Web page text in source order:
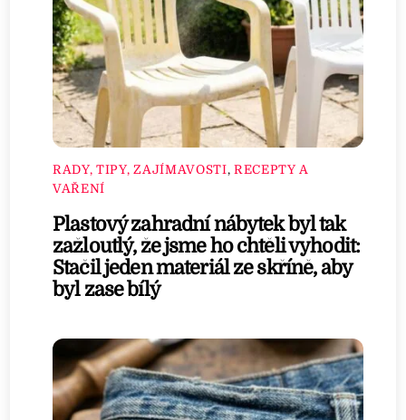
RADY, TIPY, ZAJÍMAVOSTI, RECEPTY A
VAŘENÍ
Plastový zahradní nábytek byl tak
zažloutlý, že jsme ho chtěli vyhodit:
Stačil jeden materiál ze skříně, aby
byl zase bílý